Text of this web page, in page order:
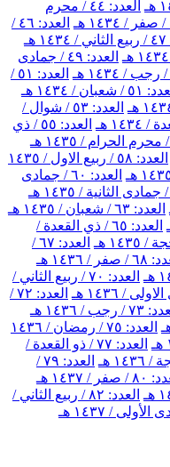
العدد: ٤٤ / محرم
العدد: ٤٦ /
العدد: ٤٩ / جمادى
العدد: ٥١ /
/ ١٤٣٤ هـ
العدد: ٥٣ / شوال /
العدد: ٥٥ / ذي
العدد: ٥٨ / ربيع الاول / ١٤٣٥
العدد: ٦٠ / جمادى
العدد: ٦٣ / شعبان / ١٤٣٥ هـ
العدد: ٦٥ / ذي القعدة /
العدد: ٦٧ /
صفر / ١٤٣٦ هـ
العدد: ٧٠ / ربيع الثاني /
العدد: ٧٢ /
٧٣ / رجب / ١٤٣٦ هـ
العدد: ٧٥ / رمضان / ١٤٣٦
العدد: ٧٧ / ذو القعدة /
العدد: ٧٩ /
صفر / ١٤٣٧ هـ
العدد: ٨٢ / ربيع الثاني /
/ ١٤٣٧ هـ